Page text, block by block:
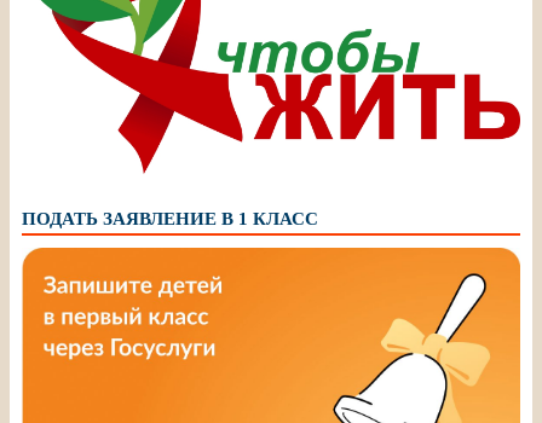
ПОДАТЬ ЗАЯВЛЕНИЕ В 1 КЛАСС